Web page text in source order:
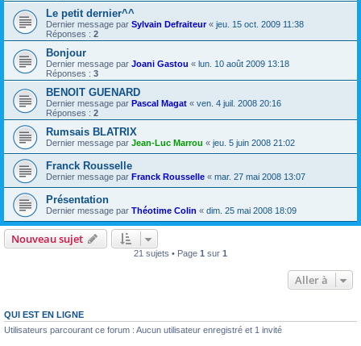
Le petit dernier^^
Dernier message par Sylvain Defraiteur« jeu. 15 oct. 2009 11:38
Réponses : 2
Bonjour
Dernier message par Joani Gastou « lun. 10 août 2009 13:18
Réponses : 3
BENOIT GUENARD
Dernier message par Pascal Magat « ven. 4 juil. 2008 20:16
Réponses : 2
Rumsais BLATRIX
Dernier message par Jean-Luc Marrou « jeu. 5 juin 2008 21:02
Franck Rousselle
Dernier message par Franck Rousselle « mar. 27 mai 2008 13:07
Présentation
Dernier message par Théotime Colin « dim. 25 mai 2008 18:09
Nouveau sujet
21 sujets • Page 1 sur 1
Aller à
QUI EST EN LIGNE
Utilisateurs parcourant ce forum : Aucun utilisateur enregistré et 1 invité